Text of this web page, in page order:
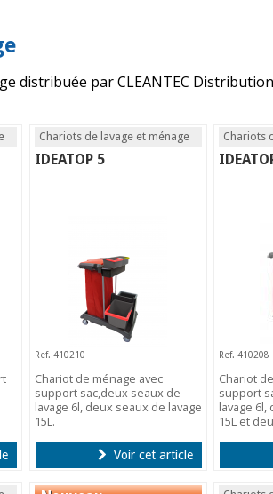
distribuée par CLEANTEC Distribution
Chariots de lavage et ménage
IDEATOP 5
Ref. 410210
Chariot de ménage avec
support sac,deux seaux de
lavage 6l, deux seaux de lavage
15L.
Voir cet article
Chariots
Ref. 410208
Chariot
support
lavage 6l,
15L et